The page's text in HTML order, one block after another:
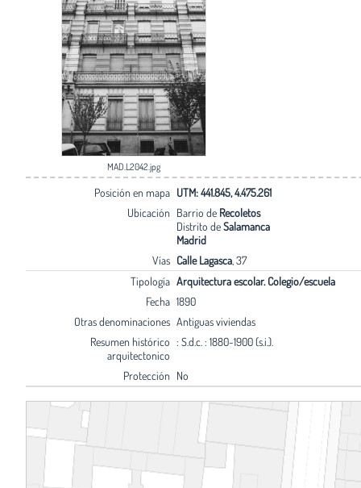
MAD.L2042.jpg
Posición en mapa UTM: 441.845, 4.475.261
Ubicación Barrio de Recoletos
Distrito deSalamanca
Madrid
Vías Calle Lagasca, 37
Tipología Arquitectura escolar. Colegio/escuela
Fecha 1890
Otras denominaciones Antiguas viviendas
Resumen histórico
arquitectonico
: S.d.c. : 1880-1900 (s.i.).
Protección No